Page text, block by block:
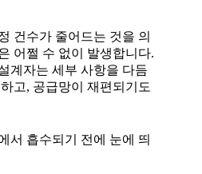
건수가 줄어드는 것을 의
어쩔 수 없이 발생합니다.
계자는 세부 사항을 다듬
고, 공급망이 재편되기도
서 흡수되기 전에 눈에 띄